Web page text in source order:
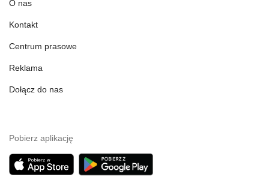
O nas
Kontakt
Centrum prasowe
Reklama
Dołącz do nas
Pobierz aplikację